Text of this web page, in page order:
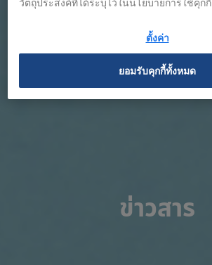
ข่าวสาร
วัตถุประสงค์ที่ได้ระบุไว้ในนโยบายการใช้คุกกี้
ตั้งค่า
ยอมรับคุกกี้ทั้งหมด